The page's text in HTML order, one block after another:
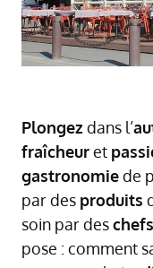
Plongez dans l’
fraîcheuret
gastronomiede
par des produits
soin par deschefs
pose : comment